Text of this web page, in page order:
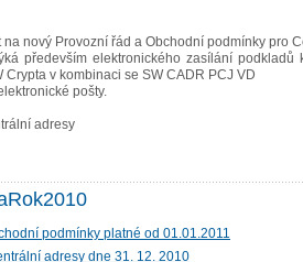
nový Provozní řád a Obchodní podmínky pro
především elektronického zasílání podkladů
Crypta v kombinaci se SW CADR PCJ VD
pošty.
adresy
podmínky platné od 01.01.2011
adresy dne 31. 12. 2010